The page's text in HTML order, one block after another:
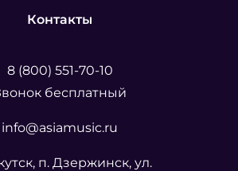
Контакты
8 (800) 551-70-10
бесплатный
info@asiamusic.ru
п. Дзержинск, ул.